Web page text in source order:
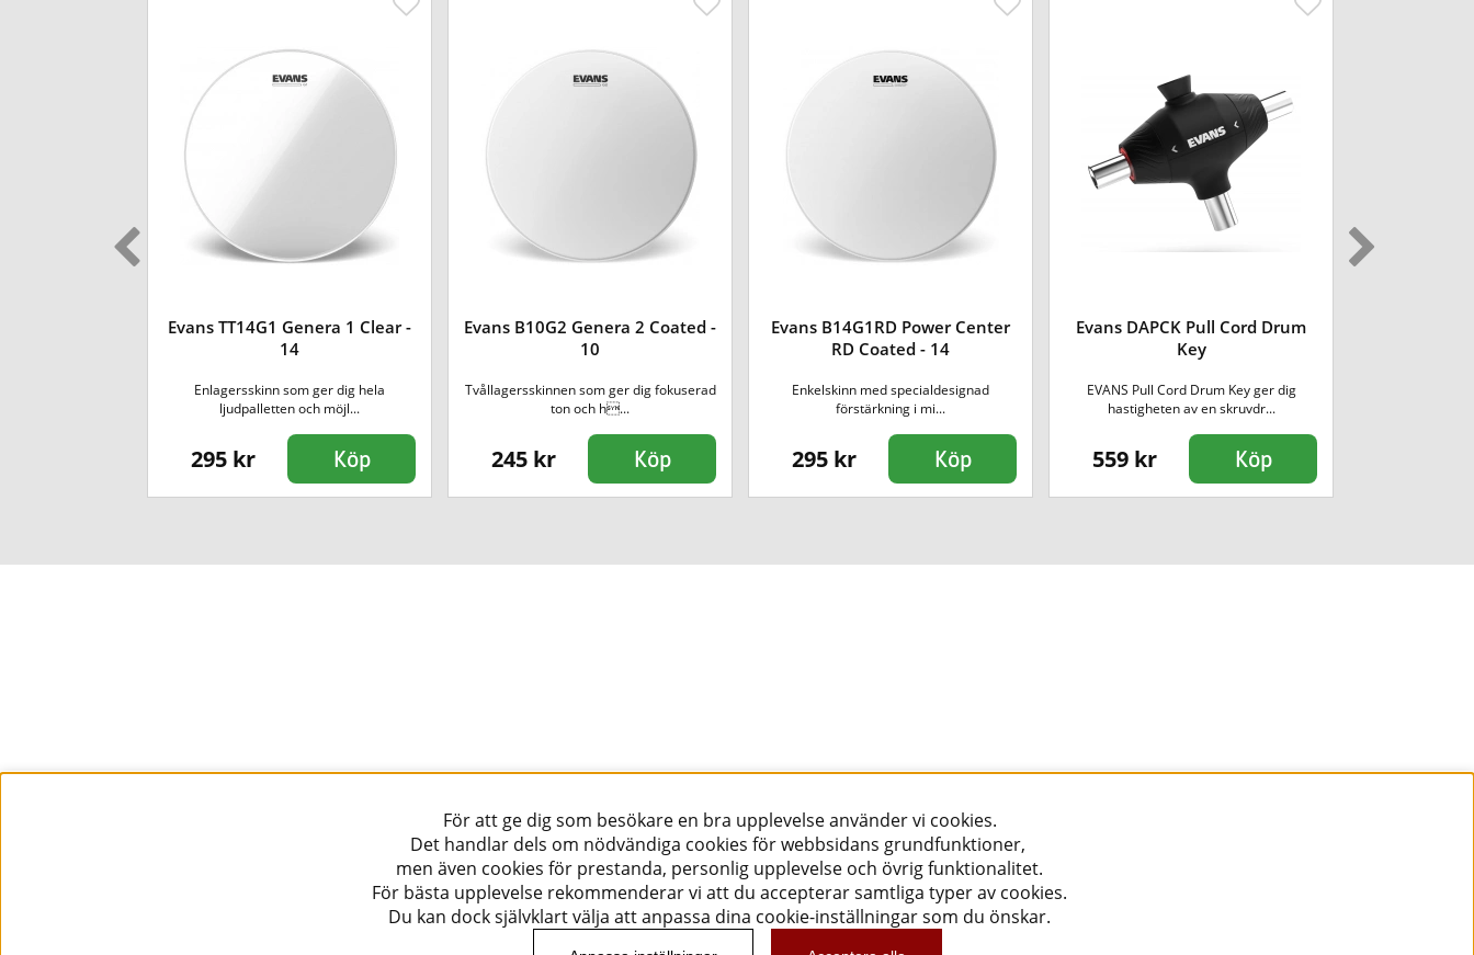
Evans TT14G1 Genera 1 Clear -
14
Enlagersskinn som ger dig hela
ljudpalletten och möjl...
295 kr Köp
Evans B10G2 Genera 2 Coated -
10
Tvållagersskinnen som ger dig fokuserad
ton och h...
245 kr Köp
Evans B14G1RD Power Center
RD Coated - 14
Enkelskinn med specialdesignad
förstärkning i mi...
295 kr Köp
Evans DAPCK Pull Cord Drum
Key
EVANS Pull Cord Drum Key ger dig
hastigheten av en skruvdr...
559 kr Köp
För att ge dig som besökare en bra upplevelse använder vi cookies.
Det handlar dels om nödvändiga cookies för webbsidans grundfunktioner,
men även cookies för prestanda, personlig upplevelse och övrig funktionalitet.
För bästa upplevelse rekommenderar vi att du accepterar samtliga typer av cookies.
Du kan dock självklart välja att anpassa dina cookie-inställningar som du önskar.